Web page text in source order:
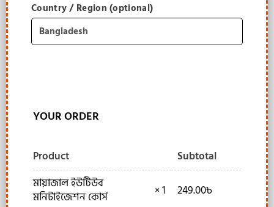
Country / Region(optional)
YOUR ORDER
Product
Subtotal
মায়াজাল ইউটিউব
মনিটাইজেশন কোর্স
× 1 249.00৳